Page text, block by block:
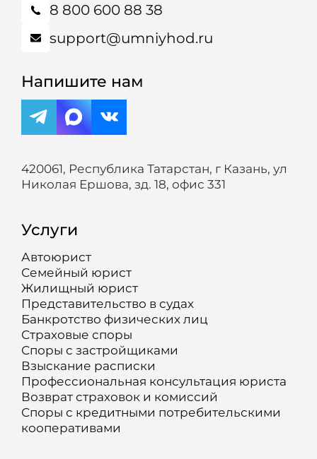
8 800 600 88 38
support@umniyhod.ru
Напишите нам
420061, Республика Татарстан, г Казань, ул
Николая Ершова, зд. 18, офис 331
Услуги
Автоюрист
Семейный юрист
Жилищный юрист
Представительство в судах
Банкротство физических лиц
Страховые споры
Споры с застройщиками
Взыскание расписки
Профессиональная консультация юриста
Возврат страховок и комиссий
Споры с кредитными потребительскими
кооперативами